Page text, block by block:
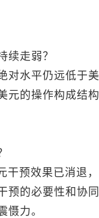
续走弱？
对水平仍远低于
元的操作构成结
干预效果已消退
预的必要性和协
慑力。